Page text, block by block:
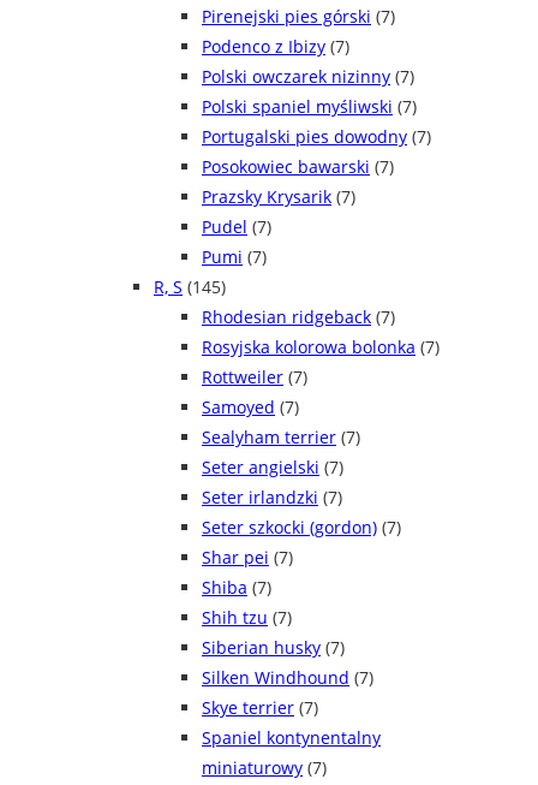
Pirenejski pies górski (7)
Podenco z Ibizy (7)
Polski owczarek nizinny (7)
Polski spaniel myśliwski (7)
Portugalski pies dowodny (7)
Posokowiec bawarski (7)
Prazsky Krysarik (7)
Pudel (7)
Pumi (7)
R, S (145)
Rhodesian ridgeback (7)
Rosyjska kolorowa bolonka (7)
Rottweiler (7)
Samoyed (7)
Sealyham terrier (7)
Seter angielski (7)
Seter irlandzki (7)
Seter szkocki (gordon) (7)
Shar pei (7)
Shiba (7)
Shih tzu (7)
Siberian husky (7)
Silken Windhound (7)
Skye terrier (7)
Spaniel kontynentalny
miniaturowy (7)